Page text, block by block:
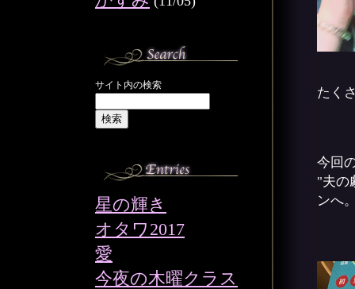
サイト内の検索
星の輝き
オタワ2017
愛
今夜の木曜クラス
たく
今回
"夫の
ンへ